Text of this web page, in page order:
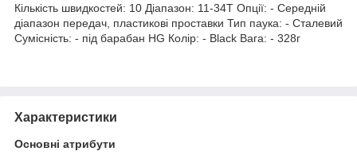
Кількість швидкостей: 10 Діапазон: 11-34T Опції: - Середній
діапазон передач, пластикові проставки Тип паука: - Сталевий
Сумісність: - під барабан HG Колір: - Black Вага: - 328г
Характеристики
Основні атрибути